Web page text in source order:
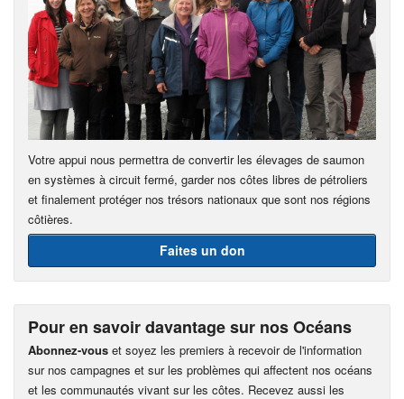
Votre appui nous permettra de convertir les élevages de saumon
en systèmes à circuit fermé, garder nos côtes libres de pétroliers
et finalement protéger nos trésors nationaux que sont nos régions
côtières.
Faites un don
Pour en savoir davantage sur nos Océans
Abonnez-vous et soyez les premiers à recevoir de l'information
sur nos campagnes et sur les problèmes qui affectent nos océans
et les communautés vivant sur les côtes. Recevez aussi les